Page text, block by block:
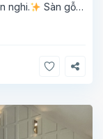
nghi.
Sàn gỗ
Tây đắt giá –